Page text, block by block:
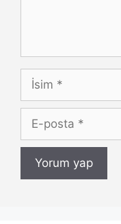
İsim
posta